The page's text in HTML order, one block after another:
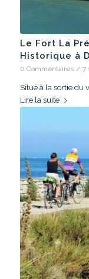
Le Fort La
Historique à
0 Commentaires / 7
Situé à la sortie du
Lire la suite